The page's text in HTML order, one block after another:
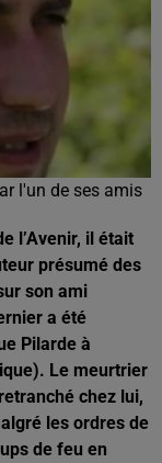
l'un de ses amis
l’Avenir, il était
présumé des
son ami
a été
Pilarde à
Le meurtrier
chez lui,
les ordres de
de feu en